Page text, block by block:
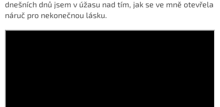
dnešních dnů jsem v úžasu nad tím, jak se ve mně otevřela
náruč pro nekonečnou lásku.